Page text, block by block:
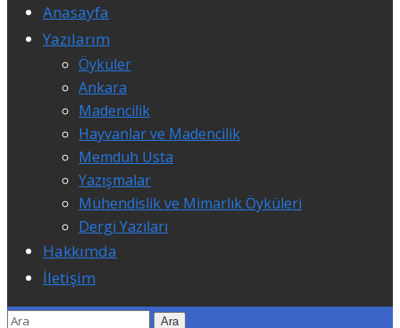
Anasayfa
Yazılarım
Öyküler
Ankara
Madencilik
Hayvanlar ve Madencilik
Memduh Usta
Yazışmalar
Mühendislik ve Mimarlık Öyküleri
Dergi Yazıları
Hakkımda
İletişim